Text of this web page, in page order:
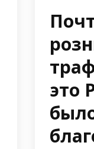
это